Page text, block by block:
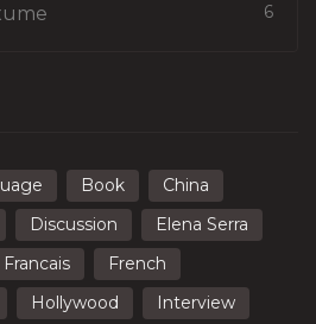
6
Book
China
Discussion
Elena Serra
Francais
French
Hollywood
Interview